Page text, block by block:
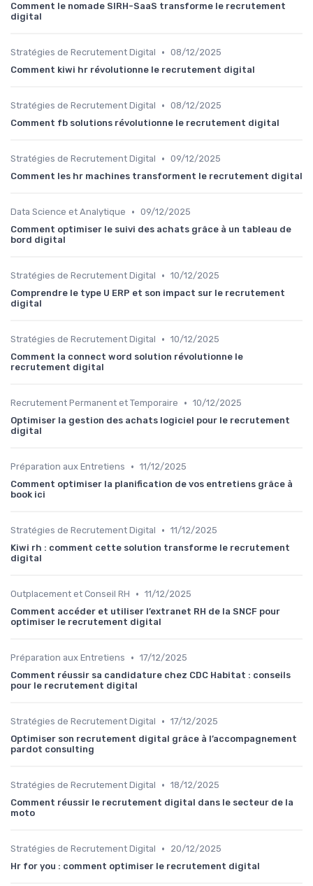
Comment le nomade SIRH-SaaS transforme le recrutement
digital
Stratégies de Recrutement Digital • 08/12/2025
Comment kiwi hr révolutionne le recrutement digital
Stratégies de Recrutement Digital • 08/12/2025
Comment fb solutions révolutionne le recrutement digital
Stratégies de Recrutement Digital • 09/12/2025
Comment les hr machines transforment le recrutement digital
Data Science et Analytique • 09/12/2025
Comment optimiser le suivi des achats grâce à un tableau de
bord digital
Stratégies de Recrutement Digital • 10/12/2025
Comprendre le type U ERP et son impact sur le recrutement
digital
Stratégies de Recrutement Digital • 10/12/2025
Comment la connect word solution révolutionne le
recrutement digital
Recrutement Permanent et Temporaire • 10/12/2025
Optimiser la gestion des achats logiciel pour le recrutement
digital
Préparation aux Entretiens • 11/12/2025
Comment optimiser la planification de vos entretiens grâce à
book ici
Stratégies de Recrutement Digital • 11/12/2025
Kiwi rh : comment cette solution transforme le recrutement
digital
Outplacement et Conseil RH • 11/12/2025
Comment accéder et utiliser l’extranet RH de la SNCF pour
optimiser le recrutement digital
Préparation aux Entretiens • 17/12/2025
Comment réussir sa candidature chez CDC Habitat : conseils
pour le recrutement digital
Stratégies de Recrutement Digital • 17/12/2025
Optimiser son recrutement digital grâce à l’accompagnement
pardot consulting
Stratégies de Recrutement Digital • 18/12/2025
Comment réussir le recrutement digital dans le secteur de la
moto
Stratégies de Recrutement Digital •
20/12/2025
Hr for you : comment optimiser le recrutement digital